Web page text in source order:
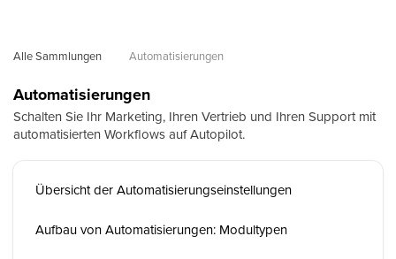
Alle Sammlungen Automatisierungen
Automatisierungen
Schalten Sie Ihr Marketing, Ihren Vertrieb und Ihren Support mit
automatisierten Workflows auf Autopilot.
Übersicht der Automatisierungseinstellungen
Aufbau von Automatisierungen: Modultypen